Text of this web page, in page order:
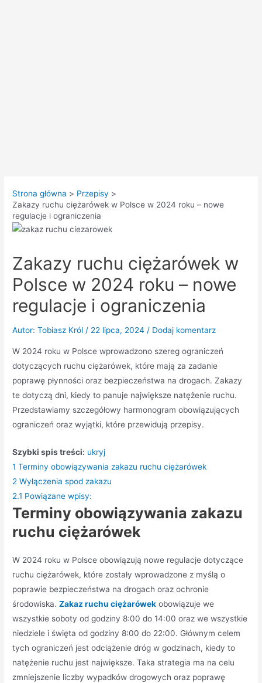
Strona główna
Przepisy
Zakazy ruchu ciężarówek w Polsce w 2024 roku – nowe
regulacje i ograniczenia
Zakazy ruchu ciężarówek w
Polsce w 2024 roku – nowe
regulacje i ograniczenia
Autor: Tobiasz Król / 22 lipca, 2024 / Dodaj komentarz
W 2024 roku w Polsce wprowadzono szereg ograniczeń
dotyczących ruchu ciężarówek, które mają za zadanie
poprawę płynności oraz bezpieczeństwa na drogach. Zakazy
te dotyczą dni, kiedy to panuje największe natężenie ruchu.
Przedstawiamy szczegółowy harmonogram obowiązujących
ograniczeń oraz wyjątki, które przewidują przepisy.
Szybki spis treści: ukryj
1 Terminy obowiązywania zakazu ruchu ciężarówek
2 Wyłączenia spod zakazu
2.1 Powiązane wpisy:
Terminy obowiązywania zakazu
ruchu ciężarówek
W 2024 roku w Polsce obowiązują nowe regulacje dotyczące
ruchu ciężarówek, które zostały wprowadzone z myślą o
poprawie bezpieczeństwa na drogach oraz ochronie
środowiska.Zakaz ruchu ciężarówek obowiązuje we
wszystkie soboty od godziny 8:00 do 14:00 oraz we wszystkie
niedziele i święta od godziny 8:00 do 22:00. Głównym celem
tych ograniczeń jest odciążenie dróg w godzinach, kiedy to
natężenie ruchu jest największe. Taka strategia ma na celu
zmniejszenie liczby wypadków drogowych oraz poprawę